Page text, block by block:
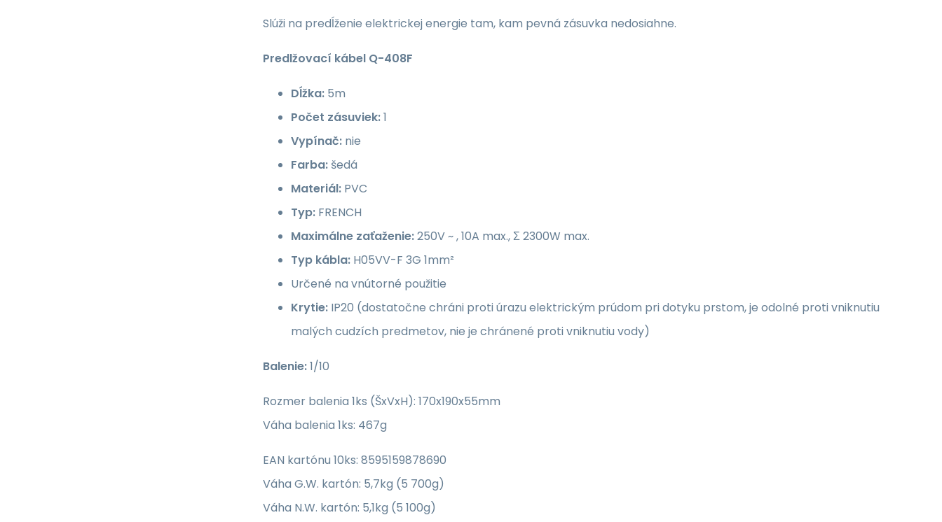
Slúži na predĺženie elektrickej energie tam, kam pevná zásuvka nedosiahne.
Predlžovací kábel Q-408F
Dĺžka: 5m
Počet zásuviek:1
Vypínač: nie
Farba: šedá
Materiál: PVC
Typ: FRENCH
Maximálne zaťaženie:250V ~ , 10A max., Σ 2300W max.
Typ kábla: H05VV-F 3G 1mm²
Určené na vnútorné použitie
Krytie: IP20 (dostatočne chráni proti úrazu elektrickým prúdom pri dotyku prstom, je odolné proti vniknutiu
malých cudzích predmetov, nie je chránené proti vniknutiu vody)
Balenie:1/10
Rozmer balenia 1ks (ŠxVxH): 170x190x55mm
Váha balenia 1ks: 467g
EAN kartónu 10ks: 8595159878690
Váha G.W. kartón: 5,7kg (5 700g)
Váha N.W. kartón: 5,1kg (5 100g)